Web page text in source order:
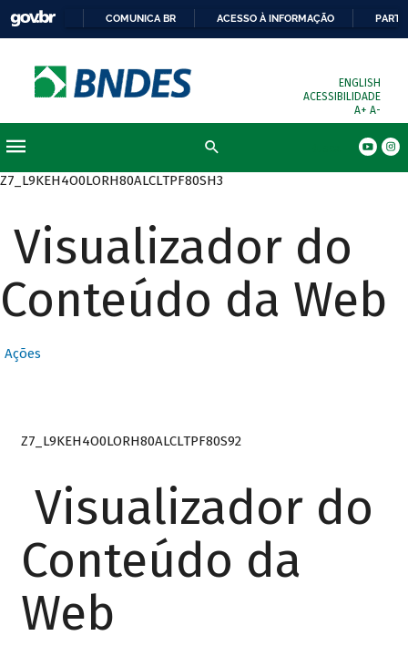
COMUNICA BR ACESSO À INFORMAÇÃO
ENGLISH
ACESSIBILIDADE
A+ A-
Z7_L9KEH4O0LORH80ALCLTPF80SH3
Visualizador do
Conteúdo da Web
Ações
Z7_L9KEH4O0LORH80ALCLTPF80S92
Visualizador do
Conteúdo da
Web